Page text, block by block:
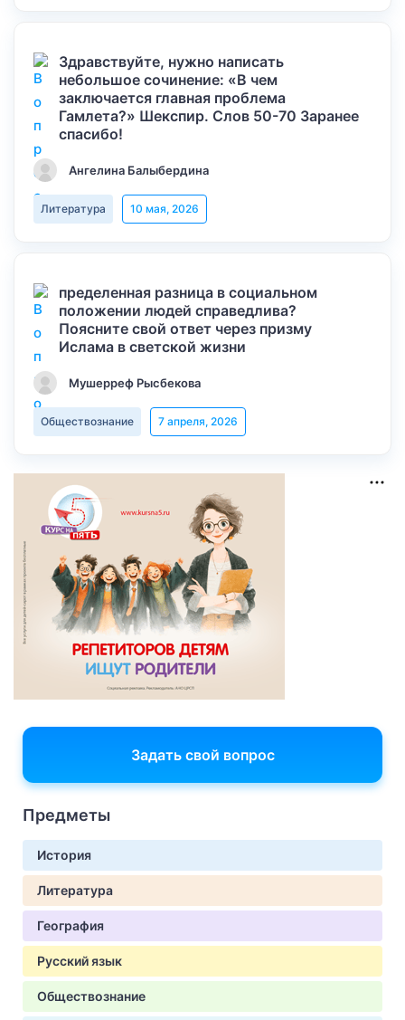
Здравствуйте, нужно написать
небольшое сочинение: «В чем
заключается главная проблема
Гамлета?» Шекспир. Слов 50-70 Заранее
спасибо!
Ангелина Балыбердина
Литература 10 мая, 2026
пределенная разница в социальном
положении людей справедлива?
Поясните свой ответ через призму
Ислама в светской жизни
Мушерреф Рысбекова
Обществознание 7 апреля, 2026
Задать свой вопрос
Предметы
История
Литература
География
Русский язык
Обществознание